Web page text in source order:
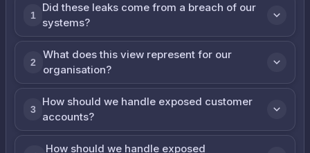
1
Did these leaks come from a breach of our
systems?
2
What does this view represent for our
organisation?
3
How should we handle exposed customer
accounts?
How should we handle exposed